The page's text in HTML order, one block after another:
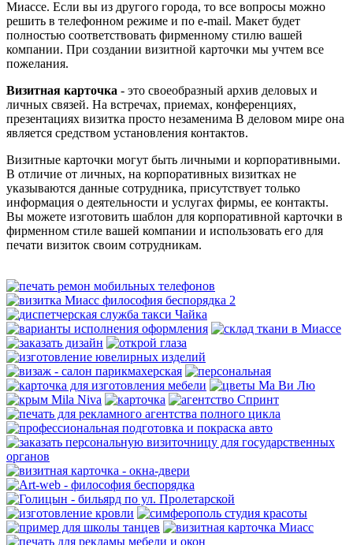
Миассе. Если вы из другого города, то все вопросы можно
решить в телефонном режиме и по e-mail. Макет будет
полностью соответствовать фирменному стилю вашей
компании. При создании визитной карточки мы учтем все
пожелания.
Визитная карточка - это своеобразный архив деловых и
личных связей. На встречах, приемах, конференциях,
презентациях визитка просто незаменима В деловом мире она
является средством установления контактов.
Визитные карточки могут быть личными и корпоративными.
В отличие от личных, на корпоративных визитках не
указываются данные сотрудника, присутствует только
информация о деятельности и услугах фирмы, ее контакты.
Вы можете изготовить шаблон для корпоративной карточки в
фирменном стиле вашей компании и использовать его для
печати визиток своим сотрудникам.